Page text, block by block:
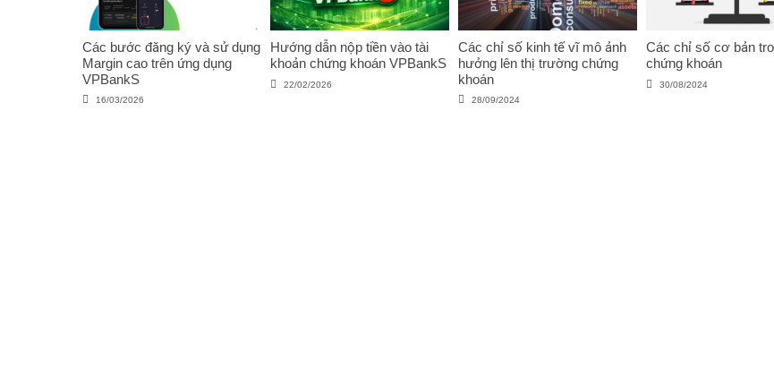
Các bước đăng ký và sử dụng
Margin cao trên ứng dụng
VPBankS
16/03/2026
Hướng dẫn nộp tiền vào tài
khoản chứng khoán VPBankS
22/02/2026
Các chỉ số kinh tế vĩ mô ảnh
hưởng lên thị trường chứng
khoán
28/09/2024
Các chỉ số cơ bản
chứng khoán
30/08/2024